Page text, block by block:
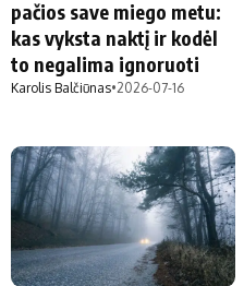
pačios save miego metu:
kas vyksta naktį ir kodėl
to negalima ignoruoti
Karolis Balčiūnas•2026-07-16